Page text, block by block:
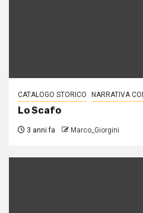
CATALOGO STORICO NARRATIVA
Lo Scafo
3 anni fa Marco_Giorgini